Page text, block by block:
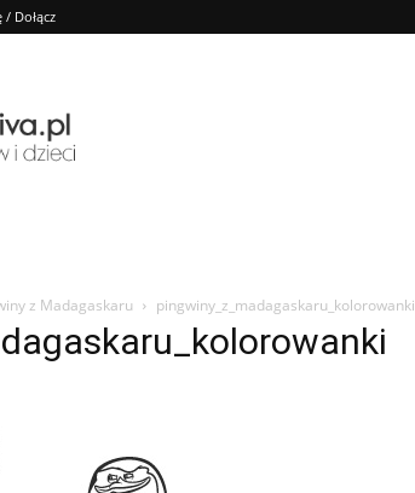
Dołącz
z Madagaskaru pingwiny_z_madagaskaru_kolorowanki